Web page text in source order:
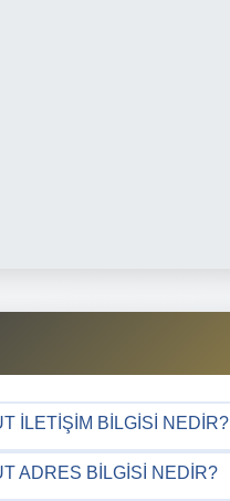
İLETIŞIM BILGISI NEDIR?
ADRES BILGISI NEDIR?